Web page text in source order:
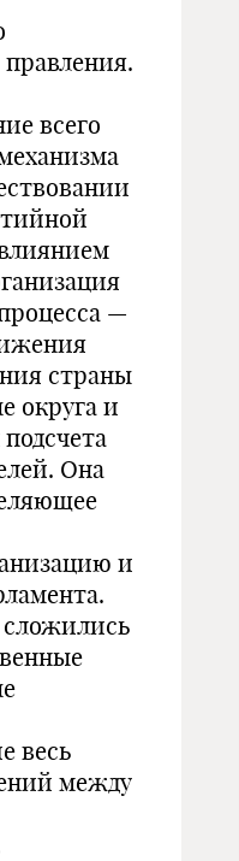
правления.
всего
—
страны
округа и
Она
и
весь
между